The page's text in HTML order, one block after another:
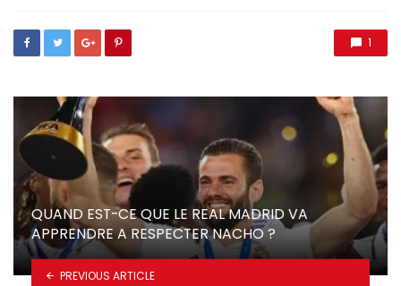
1
QUAND EST-CE QUE LE REAL MADRID VA
APPRENDRE A RESPECTER NACHO ?
PREVIOUS ARTICLE